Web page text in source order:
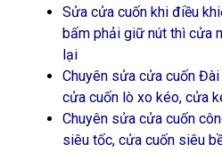
Sửa cửa cuốn khi điều
bấm phải giữ nút thì cửa
lại
Chuyên sửa cửa cuốn
cửa cuốn lò xo kéo, cửa
Chuyên sửa cửa cuốn
siêu tốc, cửa cuốn siêu